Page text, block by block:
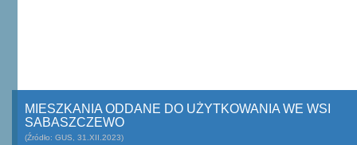
MIESZKANIA ODDANE DO UŻYTKOWANIA WE WSI
SABASZCZEWO
(Źródło: GUS, 31.XII.2023)